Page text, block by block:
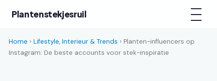
Plantenstekjesruil
Home › Lifestyle, Interieur & Trends › Planten-influencers op
Instagram: De beste accounts voor stek-inspiratie